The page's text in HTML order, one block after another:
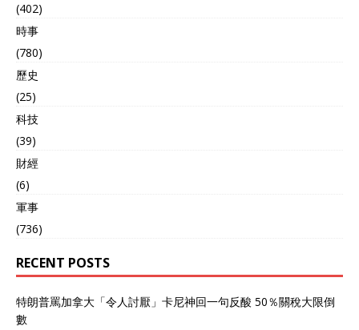
(402)
時事
(780)
歷史
(25)
科技
(39)
財經
(6)
軍事
(736)
RECENT POSTS
特朗普罵加拿大「令人討厭」卡尼神回一句反酸 50％關稅大限倒
數